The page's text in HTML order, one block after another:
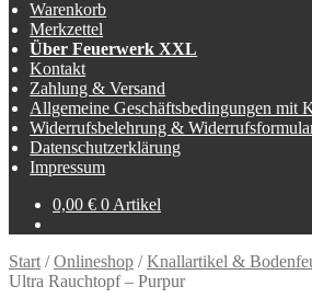
Warenkorb
Merkzettel
Über Feuerwerk XXL
Kontakt
Zahlung & Versand
Allgemeine Geschäftsbedingungen mit
Widerrufsbelehrung &
Datenschutzerklärung
Impressum
0,00 € 0 Artikel
Start /Onlineshop /Knallartikel &
Ultra Rauchtopf – Purpur